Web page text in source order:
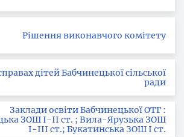
Рішення виконавчого комітету
дітей Бабчинецької сільської
ради
Заклади освіти Бабчинецької ОТГ :
ЗОШ І-ІІ ст. ; Вила-Ярузька ЗОШ
І-ІІІ ст.; Букатинська ЗОШ І ст.